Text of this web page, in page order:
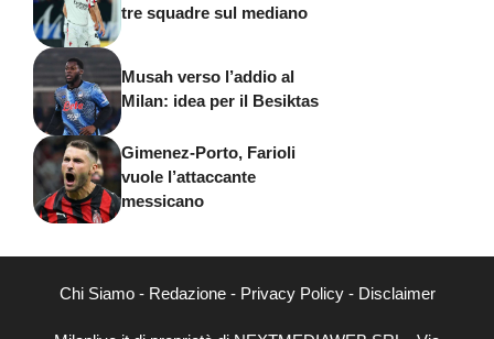
tre squadre sul mediano
Musah verso l’addio al
Milan: idea per il Besiktas
Gimenez-Porto, Farioli
vuole l’attaccante
messicano
Chi Siamo- Redazione- Privacy Policy- Disclaimer